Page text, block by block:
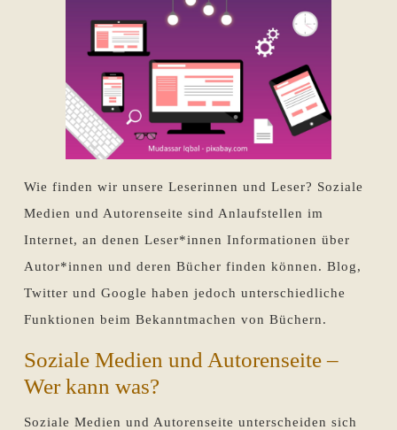
Wie finden wir unsere Leserinnen und Leser? Soziale
Medien und Autorenseite sind Anlaufstellen im
Internet, an denen Leser*innen Informationen über
Autor*innen und deren Bücher finden können. Blog,
Twitter und Google haben jedoch unterschiedliche
Funktionen beim Bekanntmachen von Büchern.
Soziale Medien und Autorenseite –
Wer kann was?
Soziale Medien und Autorenseite unterscheiden sich